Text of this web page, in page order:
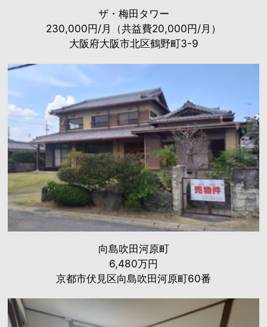
ザ・梅田タワー
230,000円/月（共益費20,000円/月）
大阪府大阪市北区鶴野町3-9
向島吹田河原町
6,480万円
京都市伏見区向島吹田河原町60番